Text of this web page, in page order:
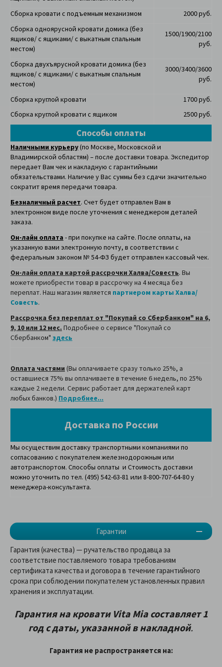
Гарантии
Сборка кровати с подъемным механизмом
2000 руб.
Сборка одноярусной кровати домика (без
ящиков/ с ящиками/ с выкатным спальным
местом)
1500/1900/2100
руб.
Сборка двухъярусной кровати домика (без
ящиков/ с ящиками/ с выкатным спальным
местом)
3000/3400/3600
руб.
Сборка круглой кровати
Сборка круглой кровати с ящиком
1700 руб.
2500 руб.
Способы оплаты
Наличными курьеру(по Москве, Московской и
Владимирской областям) – после доставки товара. Экспедитор
передает Вам чек и накладную с гарантийными
обязательствами. Наличие у Вас суммы без сдачи значительно
сократит время передачи товара.
Безналичный расчет. Счет будет отправлен Вам в
электронном виде после уточнения с менеджером деталей
заказа.
Он-лайн оплата - при покупке на сайте. После оплаты, на
указанную вами электронную почту, в соответствии с
федеральным законом № 54-ФЗ будет отправлен кассовый чек.
Он-лайн оплата картой рассрочки Халва/Совесть. Вы
можете приобрести товар в рассрочку на 4 месяца без
переплат. Наш магазин является партнером карты Халва/
Совесть.
Рассрочка без переплат от "Покупай со Сбербанком" на 6,
9, 10 или 12 мес. Подробнее о сервисе "Покупай со
Сбербанком" здесь
Оплата частями (Вы оплачиваете сразу только 25%, а
оставшиеся 75% вы оплачиваете в течение 6 недель, по 25%
каждые 2 недели. Сервис работает для держателей карт
любых банков.) Подробнее...
Доставка по России
Мы осуществим доставку транспортными компаниями по
согласованию с покупателем железнодорожным или
автотранспортом. Способы оплаты и Стоимость доставки
можно уточнить по тел. (495) 542-63-81 или 8-800-707-64-80 у
менеджера-консультанта.
Гарантия (качества) — ручательство продавца за
соответствие поставляемого товара требованиям
сертификата качества и договора в течение гарантийного
срока при соблюдении покупателем установленных правил
хранения и эксплуатации.
Гарантия на кровати Vita Mia составляет 1
год с даты, указанной в накладной.
Гарантия не распространяется на: